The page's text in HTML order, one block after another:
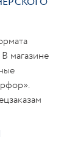
магазине